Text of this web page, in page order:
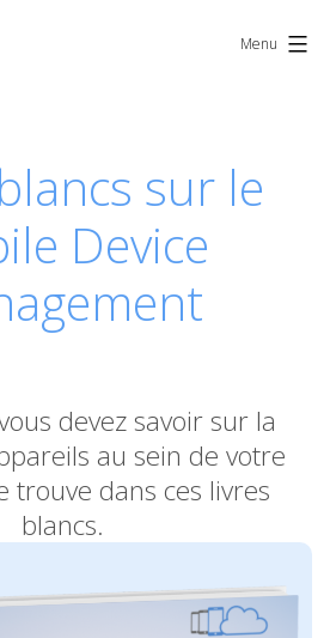
Menu
sur le
Device
devez savoir sur la
au sein de votre
trouve dans ces livres
blancs.